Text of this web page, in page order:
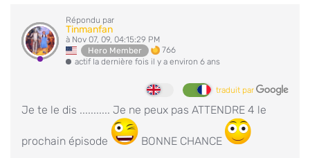
Répondu par
Tinmanfan
à Nov 07, 09, 04:15:29 PM
Hero Member
766
actif la dernière fois il y a environ 6 ans
traduit par
Je te le dis ........... Je ne peux pas ATTENDRE 4 le
prochain épisode BONNE CHANCE